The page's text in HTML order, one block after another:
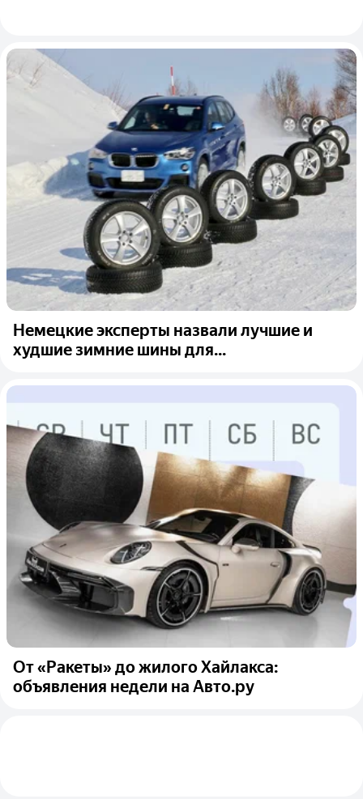
Немецкие эксперты назвали лучшие и
худшие зимние шины для...
От «Ракеты» до жилого Хайлакса:
объявления недели на Авто.ру